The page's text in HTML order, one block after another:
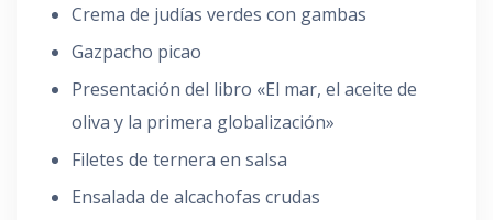
Crema de judías verdes con gambas
Gazpacho picao
Presentación del libro «El mar, el aceite de
oliva y la primera globalización»
Filetes de ternera en salsa
Ensalada de alcachofas crudas